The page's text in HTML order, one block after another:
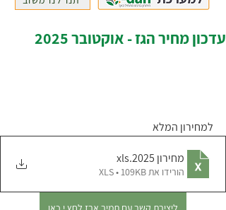
עדכון מחיר הגז - אוקטובר 2025
למחירון המלא
מחירון 2025 .xls
הורידו את XLS • 109KB